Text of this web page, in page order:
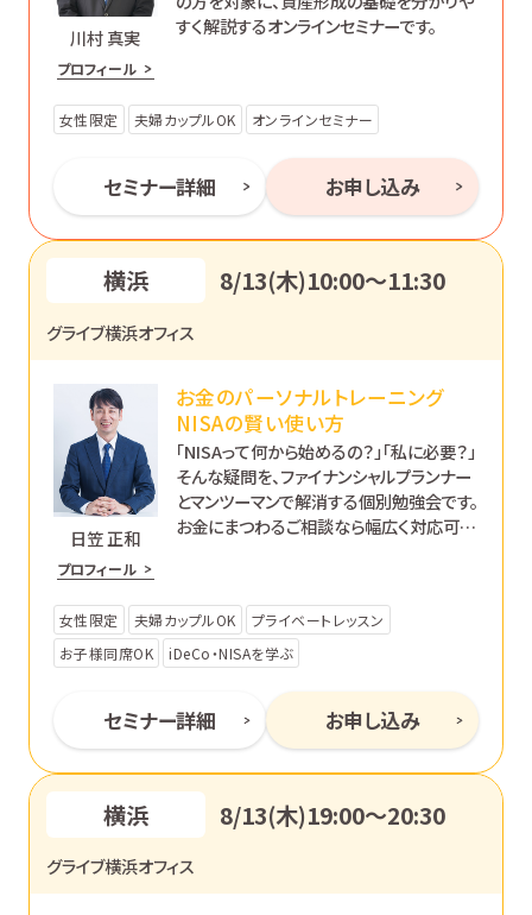
川村 真実
プロフィール
すく解説するオンラインセミナーです。
女性限定 夫婦カップルOK オンラインセミナー
セミナー詳細 お申し込み
横浜 8/13(木)10:00〜11:30
グライブ横浜オフィス
日笠 正和
プロフィール
お金のパーソナルトレーニング
NISAの賢い使い方
「NISAって何から始めるの？」「私に必要？」
そんな疑問を、ファイナンシャルプランナー
とマンツーマンで解消する個別勉強会です。
お金にまつわるご相談なら幅広く対応可能
女性限定 夫婦カップルOK
プライベートレッスン
お子様同席OK
iDeCo・NISAを学ぶ
セミナー詳細 お申し込み
横浜 8/13(木)19:00〜20:30
グライブ横浜オフィス